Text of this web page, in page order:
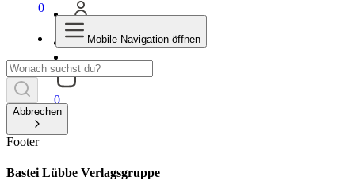
0
0
Mobile Navigation öffnen
Abbrechen
Footer
Bastei Lübbe Verlagsgruppe